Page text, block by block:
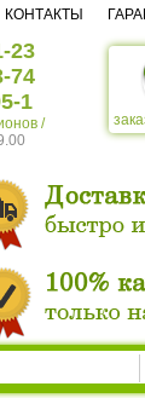
23
74
1
/
КОНТАКТЫ